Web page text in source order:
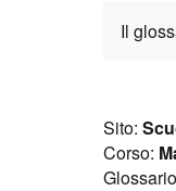
Il
Sito:
Corso: